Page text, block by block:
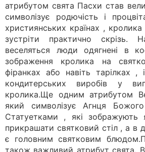
атрибутом свята Пасхи став
символізує родючість і
християнських країнах ,
зустріти практично скрізь.
веселяться люди одягнені в
зображення кролика на
фіранках або навіть тарілках ,
кондитерських виробів у
кролика.Ще одним атрибутом
який символізує Агнця
Статуетками , які зображують
прикрашати святковий стіл , а в
є головним святковим
також важливий атрибут свята.